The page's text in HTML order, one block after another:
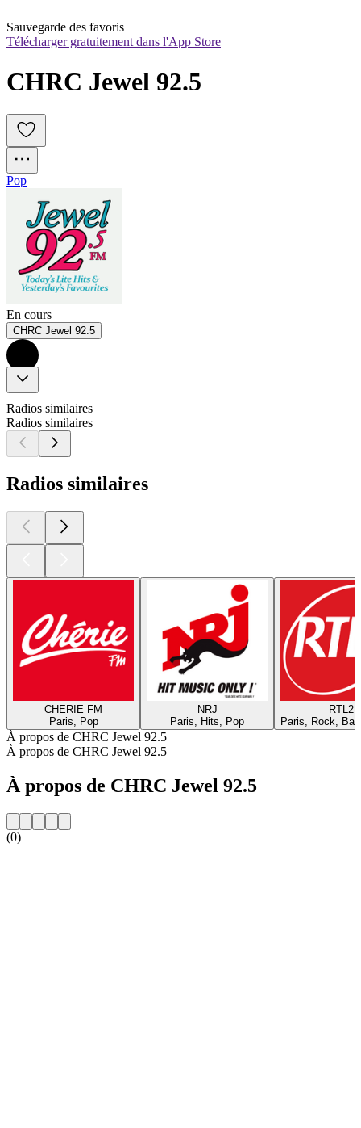
Sauvegarde des favoris
Télécharger gratuitement dans l'App Store
CHRC Jewel 92.5
Pop
En cours
CHRC Jewel 92.5
Radios similaires
Radios similaires
Radios similaires
CHERIE FM
Paris, Pop
NRJ
Paris, Hits, Pop
RTL2
Paris, Rock,
À propos de CHRC Jewel 92.5
À propos de CHRC Jewel 92.5
À propos de CHRC Jewel 92.5
(0)